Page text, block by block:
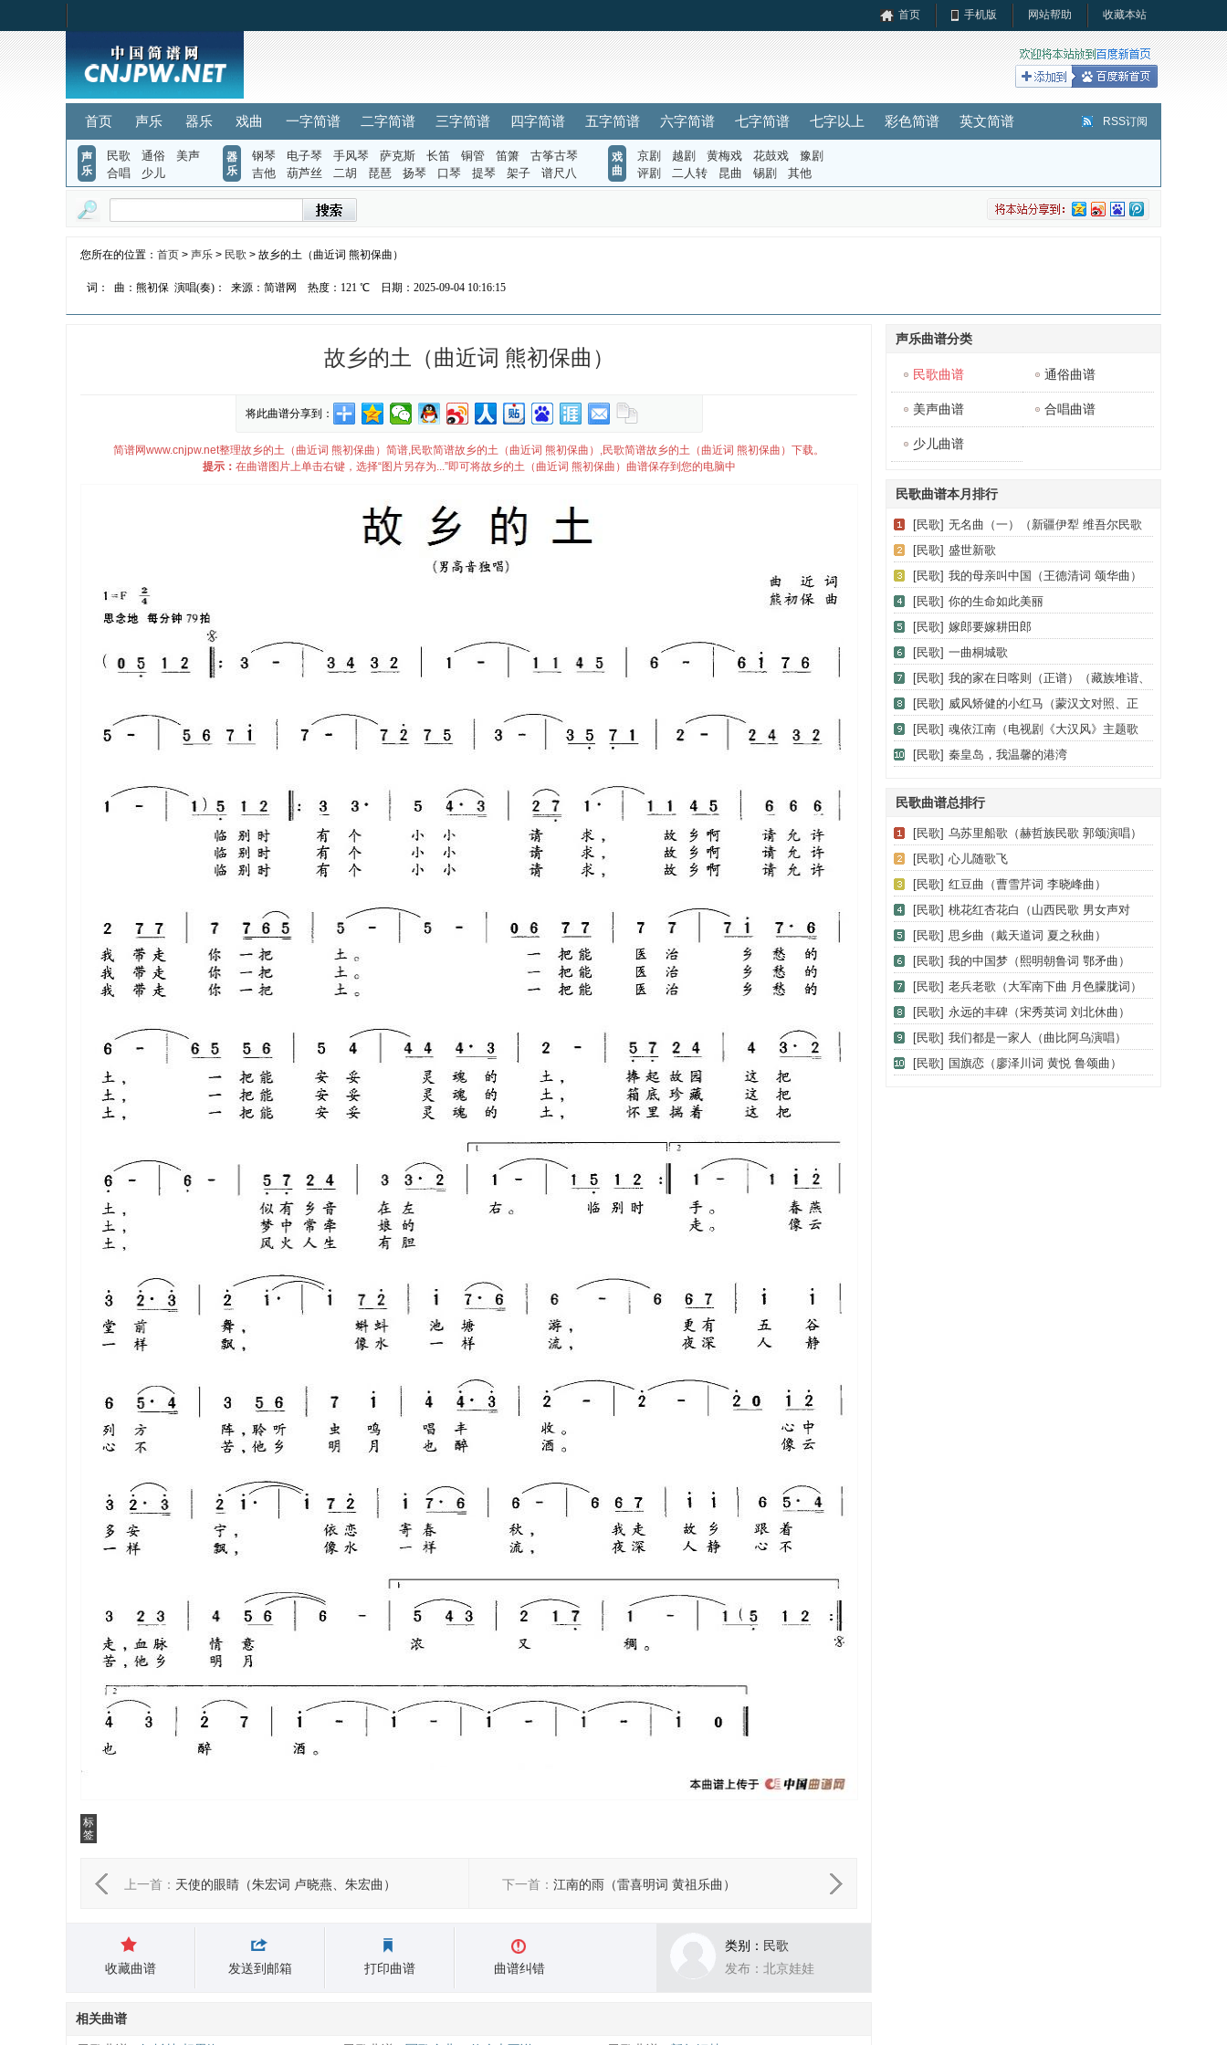
首页 手机版 网站帮助 收藏本站
首页 声乐 器乐 戏曲 一字简谱 二字简谱 三字简谱 四字简谱 五字简谱 六字简谱 七字简谱 七字以上 彩色简谱 英文简谱 RSS订阅
声
乐
民歌 通俗
美声
合唱
少儿
器
乐
钢琴 电子琴 手风琴 萨克斯 长笛 铜管 笛箫
古筝古琴
吉他
葫芦丝 二胡 琵琶 扬琴 口琴 提琴 架子 谱尺八
戏
曲
京剧 越剧 黄梅戏 花鼓戏
豫剧
评剧
二人转 昆曲 锡剧 其他
您所在的位置： 首页 > 声乐 > 民歌 > 故乡的土（曲近词 熊初保曲）
词： 曲：熊初保 演唱(奏)： 来源：简谱网 热度： 121 ℃ 日期：2025-09-04 10:16:15
故乡的土（曲近词 熊初保曲）
将此曲谱分享到：
简谱网www.cnjpw.net整理故乡的土（曲近词 熊初保曲）简谱,民歌简谱故乡的土（曲近词 熊初保曲）,民歌简谱故乡的土（曲近词 熊初保曲）下载。
提示： 在曲谱图片上单击右键，选择“图片另存为...”即可将故乡的土（曲近词 熊初保曲）曲谱保存到您的电脑中
标
签
上一首： 天使的眼睛（朱宏词 卢晓燕、朱宏曲） 下一首： 江南的雨（雷喜明词 黄祖乐曲）
收藏曲谱 发送到邮箱 打印曲谱 曲谱纠错
类别： 民歌
发布：北京娃娃
相关曲谱
声乐曲谱分类
民歌曲谱 通俗曲谱
美声曲谱 合唱曲谱
少儿曲谱
民歌曲谱本月排行
[民歌] 无名曲（一）（新疆伊犁 维吾尔民歌
第十一套《我亲爱的》）
[民歌] 盛世新歌
[民歌] 我的母亲叫中国（王德清词 颂华曲）
[民歌] 你的生命如此美丽
[民歌] 嫁郎要嫁耕田郎
[民歌] 一曲桐城歌
[民歌] 我的家在日喀则（正谱）（藏族堆谐、
登巴改编、但甫功配伴奏）
[民歌] 威风矫健的小红马（蒙汉文对照、正
谱）
[民歌] 魂依江南（电视剧《大汉风》主题歌
（楚歌））
[民歌] 秦皇岛，我温馨的港湾
民歌曲谱总排行
[民歌] 乌苏里船歌（赫哲族民歌 郭颂演唱）
[民歌] 心儿随歌飞
[民歌] 红豆曲（曹雪芹词 李晓峰曲）
[民歌] 桃花红杏花白（山西民歌 男女声对
唱）
[民歌] 思乡曲（戴天道词 夏之秋曲）
[民歌] 我的中国梦（熙明朝鲁词 鄂矛曲）
[民歌] 老兵老歌（大军南下曲 月色朦胧词）
[民歌] 永远的丰碑（宋秀英词 刘北休曲）
[民歌] 我们都是一家人（曲比阿乌演唱）
[民歌] 国旗恋（廖泽川词 黄悦 鲁颂曲）